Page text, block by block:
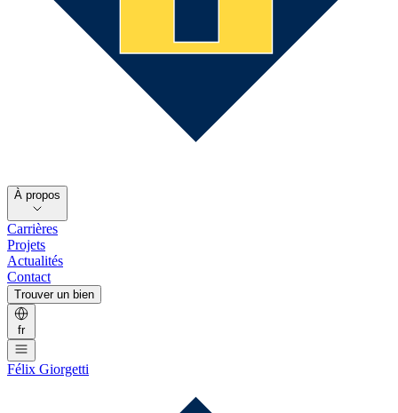
À propos
Carrières
Projets
Actualités
Contact
Trouver un bien
fr
Félix Giorgetti